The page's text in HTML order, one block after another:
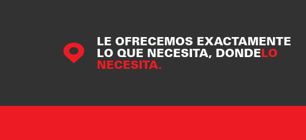
LE OFRECEMOS EXACTAMENTE
LO QUE NECESITA, DONDELO
NECESITA.